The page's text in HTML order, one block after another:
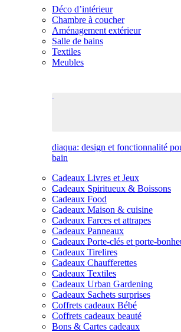
Déco d’intérieur
Chambre à coucher
Aménagement extérieur
Salle de bains
Textiles
Meubles
diaqua: design et fonctionnalité
bain
Cadeaux Livres et Jeux
Cadeaux Spiritueux & Boissons
Cadeaux Food
Cadeaux Maison & cuisine
Cadeaux Farces et attrapes
Cadeaux Panneaux
Cadeaux Porte-clés et porte-
Cadeaux Tirelires
Cadeaux Chaufferettes
Cadeaux Textiles
Cadeaux Urban Gardening
Cadeaux Sachets surprises
Coffrets cadeaux Bébé
Coffrets cadeaux beauté
Bons & Cartes cadeaux